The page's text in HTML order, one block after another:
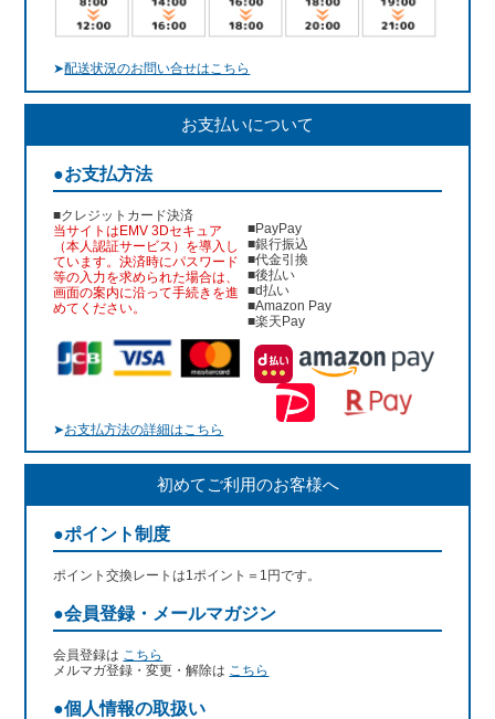
➤配送状況のお問い合せはこちら
お支払いについて
●お支払方法
■クレジットカード決済
当サイトはEMV 3Dセキュア
（本人認証サービス）を導入し
ています。決済時にパスワード
等の入力を求められた場合は、
画面の案内に沿って手続きを進
めてください。
■PayPay
■銀行振込
■代金引換
■後払い
■d払い
■Amazon Pay
■楽天Pay
➤お支払方法の詳細はこちら
初めてご利用のお客様へ
●ポイント制度
ポイント交換レートは1ポイント＝1円です。
●会員登録・メールマガジン
会員登録は こちら
メルマガ登録・変更・解除は こちら
●個人情報の取扱い